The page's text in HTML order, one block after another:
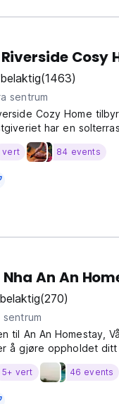
Cosy
(1463)
sentrum
Cozy Home
har en
i restauranten.
vert 84 events
Nha An An
(270)
til An An Homestay,
å gjøre oppholdet
er atskilt og ovenpå
vil det gi deg frisk
5+ vert 46 events